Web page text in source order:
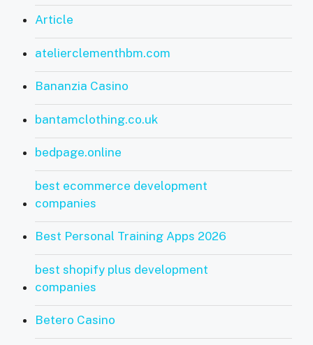
Article
atelierclementhbm.com
Bananzia Casino
bantamclothing.co.uk
bedpage.online
best ecommerce development
companies
Best Personal Training Apps 2026
best shopify plus development
companies
Betero Casino